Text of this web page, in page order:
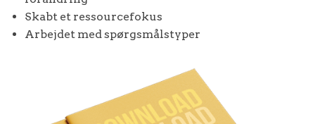
Skabt et ressourcefokus
Arbejdet med spørgsmålstyper